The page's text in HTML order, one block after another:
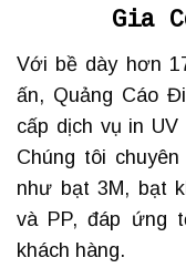
Gia
Với bề dày hơn
ấn, Quảng Cáo
cấp dịch vụ in
Chúng tôi
như bạt 3M, bạt
và PP, đáp ứng
khách hàng.